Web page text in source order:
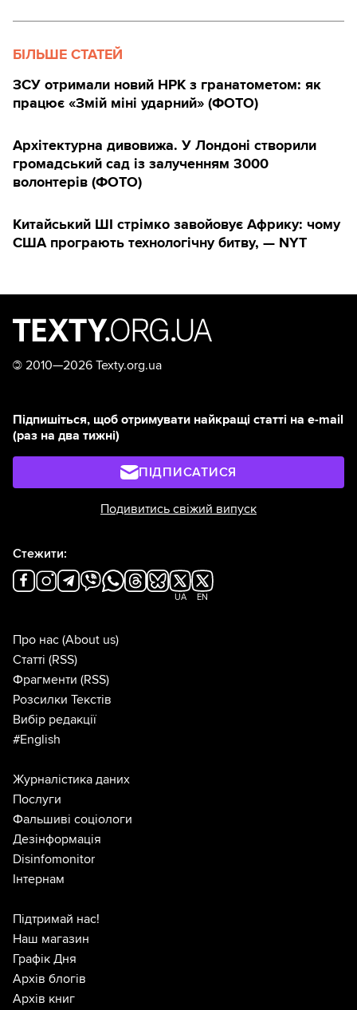
БІЛЬШЕ СТАТЕЙ
ЗСУ отримали новий НРК з гранатометом: як
працює «Змій міні ударний» (ФОТО)
Архітектурна дивовижа. У Лондоні створили
громадський сад із залученням 3000
волонтерів (ФОТО)
Китайський ШІ стрімко завойовує Африку: чому
США програють технологічну битву, — NYT
© 2010—2026 Texty.org.ua
Підпишіться, щоб отримувати найкращі статті на e-mail
(раз на два тижні)
ПІДПИСАТИСЯ
Подивитись свіжий випуск
Стежити:
UA EN
Про нас (About us)
Статті (RSS)
Фрагменти (RSS)
Розсилки Текстів
Вибір редакції
#English
Журналістика даних
Послуги
Фальшиві соціологи
Дезінформація
Disinfomonitor
Інтернам
Підтримай нас!
Наш магазин
Графік Дня
Архів блогів
Архів книг